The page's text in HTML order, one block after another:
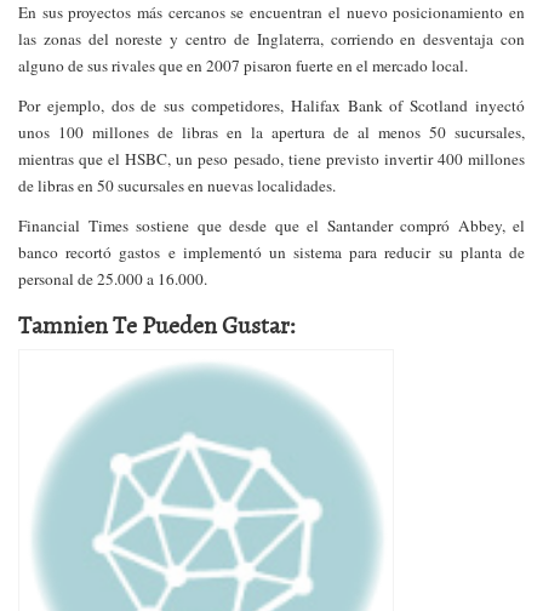
En sus proyectos más cercanos se encuentran el nuevo posicionamiento en
las zonas del noreste y centro de Inglaterra, corriendo en desventaja con
alguno de sus rivales que en 2007 pisaron fuerte en el mercado local.
Por ejemplo, dos de sus competidores, Halifax Bank of Scotland inyectó
unos 100 millones de libras en la apertura de al menos 50 sucursales,
mientras que el HSBC, un peso pesado, tiene previsto invertir 400 millones
de libras en 50 sucursales en nuevas localidades.
Financial Times sostiene que desde que el Santander compró Abbey, el
banco recortó gastos e implementó un sistema para reducir su planta de
personal de25.000 a 16.000.
Tamnien Te Pueden Gustar: